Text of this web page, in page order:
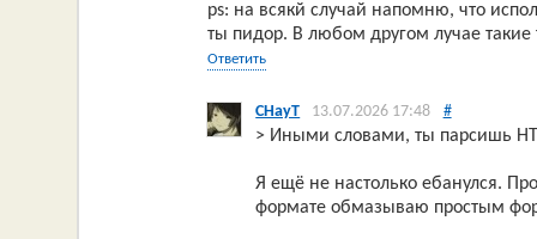
ps: на всякй случай напомню, что
ты пидор. В любом другом лучае такие
Ответить
CHayT 13.07.2026 17:48 #
> Иными словами, ты парсишь
Я ещё не настолько ебанулся.
формате обмазываю простым